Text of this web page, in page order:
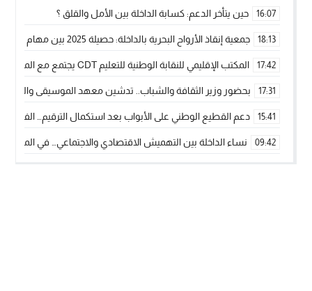
16:07 حين يتأخر الدعم: كسابة الداخلة بين الأمل والقلق ؟
18:13 جمعية إنقاذ الأرواح البحرية بالداخلة: حصيلة 2025 بين مهام الإنقاذ ومشروع “دار البحار”
17:42 المكتب الإقليمي للنقابة الوطنية للتعليم CDT يجتمع مع المدير الإقليمي لمناقشة ملفات جوهرية لنساء ورجال التعليم
17:31 بحضور وزير الثقافة والشباب.. تدشين معهد الموسيقى والفنون
15:41 دعم القطيع الوطني على الأبواب بعد استكمال الترقيم…
09:42 نساء الداخلة بين التهميش الاقتصادي والاجتماعي… في المؤسسات